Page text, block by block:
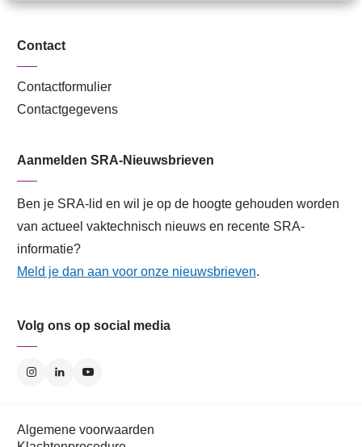
Contact
Contactformulier
Contactgegevens
Aanmelden SRA-Nieuwsbrieven
Ben je SRA-lid en wil je op de hoogte gehouden worden
van actueel vaktechnisch nieuws en recente SRA-
informatie?
Meld je dan aan voor onze nieuwsbrieven.
Volg ons op social media
Algemene voorwaarden